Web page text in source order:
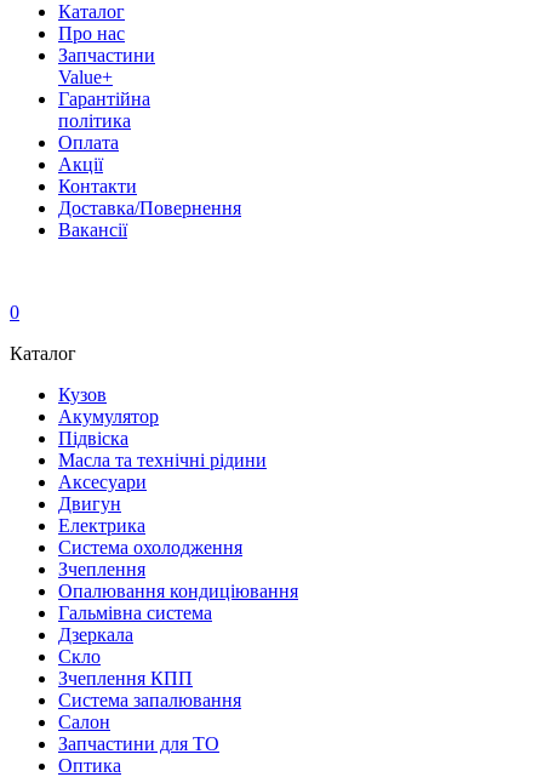
Каталог
Про нас
Запчастини
Value+
Гарантійна
політика
Оплата
Акції
Контакти
Доставка/Повернення
Вакансії
0
Каталог
Кузов
Акумулятор
Підвіска
Масла та технічні рідини
Аксесуари
Двигун
Електрика
Система охолодження
Зчеплення
Опалювання кондиціювання
Гальмівна система
Дзеркала
Скло
Зчеплення КПП
Система запалювання
Салон
Запчастини для ТО
Оптика